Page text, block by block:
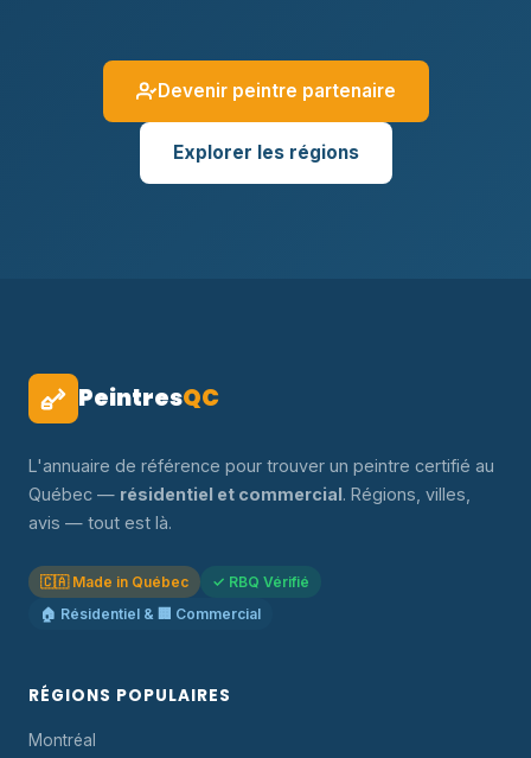
Devenir peintre partenaire
Explorer les régions
PeintresQC
L'annuaire de référence pour trouver un peintre certifié au
Québec — résidentiel et commercial. Régions, villes,
avis — tout est là.
🇨🇦 Made in Québec
✓ RBQ Vérifié
🏠 Résidentiel & 🏢 Commercial
RÉGIONS POPULAIRES
Montréal